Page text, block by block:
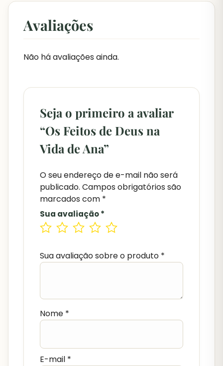
Avaliações
Não há avaliações ainda.
Seja o primeiro a avaliar
“Os Feitos de Deus na
Vida de Ana”
O seu endereço de e-mail não será
publicado. Campos obrigatórios são
marcados com *
Sua avaliação*
Sua avaliação sobre o produto *
Nome *
E-mail *